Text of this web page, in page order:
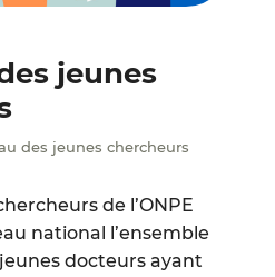
jeunes
des jeunes chercheurs
de l’ONPE
national l’ensemble
docteurs ayant